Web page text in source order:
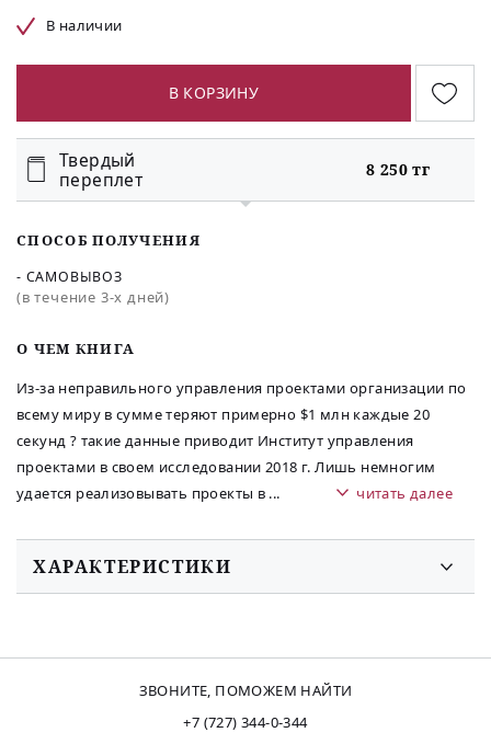
O ЧЕМ КНИГА
Из-за неправильного управления проектами организации по
всему миру в сумме теряют примерно $1 млн каждые 20
секунд ? такие данные приводит Институт управления
проектами в своем исследовании 2018 г. Лишь немногим
удается реализовывать проекты в ... читать далее
В наличии
В КОРЗИНУ
Твердый
переплет
8 250 тг
СПОСОБ ПОЛУЧЕНИЯ
- САМОВЫВОЗ
(в течение 3-х дней)
ХАРАКТЕРИСТИКИ
ЗВОНИТЕ, ПОМОЖЕМ НАЙТИ
+7 (727) 344-0-344